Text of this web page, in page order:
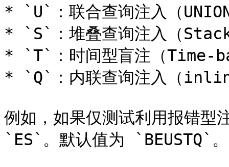
* `U`：联合查询注入（
* `S`：堆叠查询注入（
* `T`：时间型盲注（
* `Q`：内联查询注入（
例如，如果仅测试利用报错型
`ES`。默认值为 `BEUSTQ`。